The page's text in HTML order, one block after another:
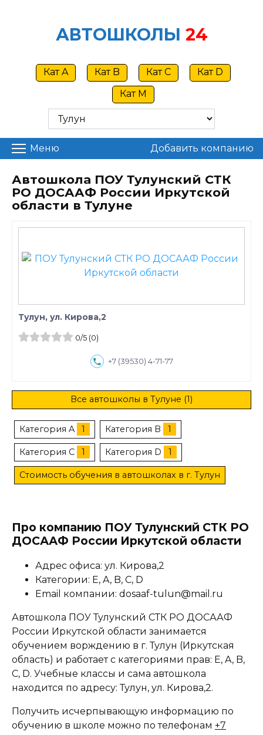
АВТОШКОЛЫ 24
Кат A Кат B Кат C
Кат D
Кат M
Меню Добавить компанию
Автошкола ПОУ Тулунский СТК
РО ДОСААФ России Иркутской
области в Тулуне
Тулун, ул. Кирова,2
0/5(0)
+7 (39530) 4-71-77
Все автошколы в Тулуне (1)
Категория A 1 Категория B 1
Категория C 1 Категория D 1
Стоимость обучения в автошколах в г. Тулун
Про компанию ПОУ Тулунский СТК РО
ДОСААФ России Иркутской области
Адрес офиса: ул. Кирова,2
Категории: E, A, B, C, D
Email компании: dosaaf-tulun@mail.ru
Автошкола ПОУ Тулунский СТК РО ДОСААФ
России Иркутской области занимается
обучением ворждению в г. Тулун (Иркутская
область) и работает с категориями прав: E, A, B,
C, D. Учебные классы и сама автошкола
находится по адресу: Тулун, ул. Кирова,2.
Получить исчерпывающую информацию по
обучению в школе можно по телефонам +7